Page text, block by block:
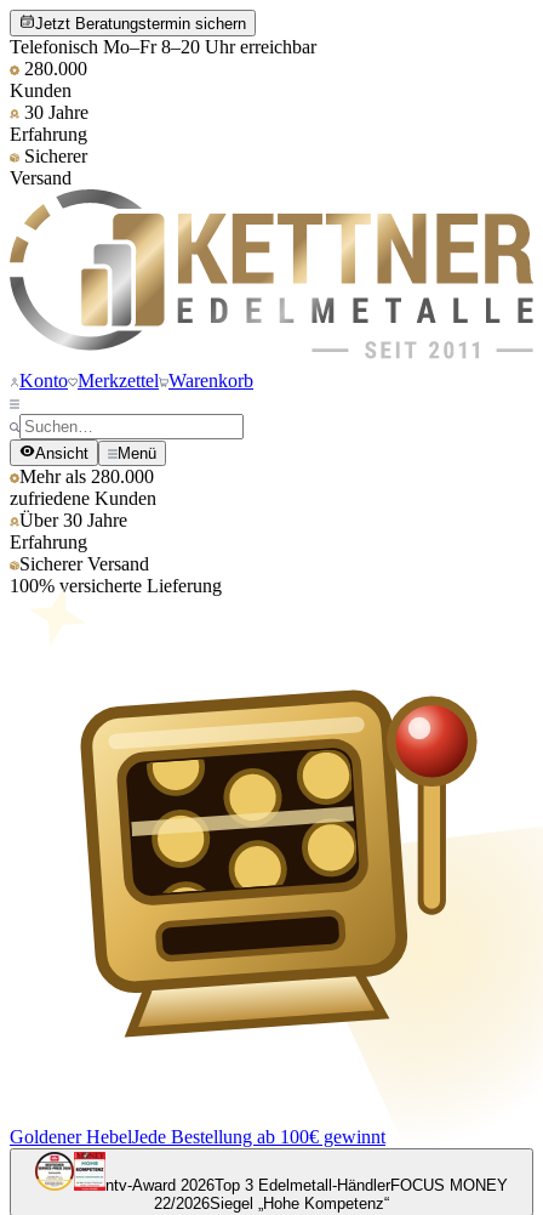
Jetzt Beratungstermin sichern
Telefonisch Mo–Fr 8–20 Uhr erreichbar
280.000
Kunden
30 Jahre
Erfahrung
Sicherer
Versand
Konto Merkzettel Warenkorb
Ansicht Menü
Mehr als 280.000
zufriedene Kunden
Über 30 Jahre
Erfahrung
Sicherer Versand
100% versicherte Lieferung
Goldener HebelJede Bestellung ab 100€ gewinnt
ntv-Award 2026Top 3 Edelmetall-HändlerFOCUS MONEY
22/2026Siegel „Hohe Kompetenz“